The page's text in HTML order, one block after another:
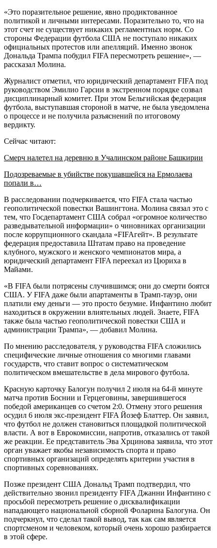
«Это поразительное решение, явно продиктованное
политикой и личными интересами. Поразительно то, что на
этот счет не существует никаких регламентных норм. Со
стороны Федерации футбола США не поступало никаких
официальных протестов или апелляций. Именно звонок
Дональда Трампа побудил FIFA пересмотреть решение», —
рассказал Молина.
Журналист отметил, что юридический департамент FIFA под
руководством Эмилио Гарсии в экстренном порядке созвал
дисциплинарный комитет. При этом Бельгийская федерация
футбола, выступавшая стороной в матче, не была уведомлена
о процессе и не получила разъяснений по итоговому
вердикту.
Сейчас читают:
Смерч налетел на деревню в Учалинском районе Башкирии
Подозреваемые в убийстве покушавшейся на Ермолаева
попали в…
В расследовании подчеркивается, что FIFA стала частью
геополитической повестки Вашингтона. Молина связал это с
тем, что Госдепартамент США собрал «огромное количество
разведывательной информации» о чиновниках организации
после коррупционного скандала «FIFAгейт». В результате
федерация предоставила Штатам право на проведение
клубного, мужского и женского чемпионатов мира, а
юридический департамент FIFA переехал из Цюриха в
Майами.
«В FIFA были потрясены случившимся; они до смерти боятся
США. У FIFA даже были апартаменты в Трамп-тауэр, они
платили ему деньги — это просто безумие. Инфантино любит
находиться в окружении влиятельных людей. Знаете, FIFA
также была частью геополитической повестки США и
администрации Трампа», — добавил Молина.
По мнению расследователя, у руководства FIFA сложились
специфические личные отношения со многими главами
государств, что ставит вопрос о систематическом
политическом вмешательстве в дела мирового футбола.
Красную карточку Балогун получил 2 июля на 64-й минуте
матча против Боснии и Герцеговины, завершившегося
победой американцев со счетом 2:0. Отмену этого решения
осудил 6 июля экс-президент FIFA Йозеф Блаттер. Он заявил,
что футбол не должен становиться площадкой политической
власти. А вот в Еврокомиссии, напротив, отказались от такой
же реакции. Ее представитель Эва Хрцинова заявила, что этот
орган уважает якобы независимость спорта и право
спортивных организаций определять критерии участия в
спортивных соревнованиях.
Позже президент США Дональд Трамп подтвердил, что
действительно звонил президенту FIFA Джанни Инфантино с
просьбой пересмотреть решение о дисквалификации
нападающего национальной сборной Фоларина Балогуна. Он
подчеркнул, что сделал такой вывод, так как сам является
спортсменом и человеком, который очень хорошо разбирается
в этой сфере.